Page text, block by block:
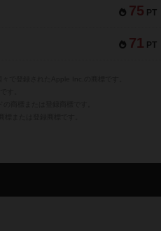
75 PT
71 PT